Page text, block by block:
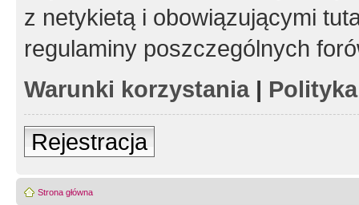
z netykietą i obowiązującymi
regulaminy poszczególnych
Warunki korzystania|
Rejestracja
Strona główna